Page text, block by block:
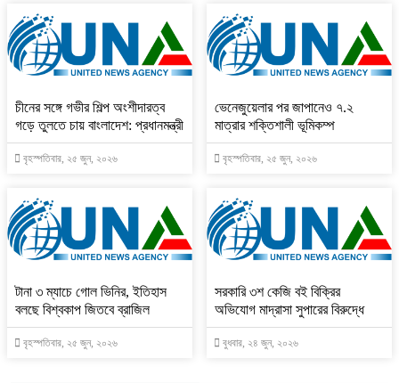
চীনের সঙ্গে গভীর শিল্প অংশীদারত্ব
গড়ে তুলতে চায় বাংলাদেশ: প্রধানমন্ত্রী
বৃহস্পতিবার, ২৫ জুন, ২০২৬
ভেনেজুয়েলার পর জাপানেও ৭.২
মাত্রার শক্তিশালী ভূমিকম্প
বৃহস্পতিবার, ২৫ জুন, ২০২৬
টানা ৩ ম্যাচে গোল ভিনির, ইতিহাস
বলছে বিশ্বকাপ জিতবে ব্রাজিল
বৃহস্পতিবার, ২৫ জুন, ২০২৬
সরকারি ৩শ কেজি বই বিক্রির
অভিযোগ মাদ্রাসা সুপারের বিরুদ্ধে
বুধবার, ২৪ জুন, ২০২৬